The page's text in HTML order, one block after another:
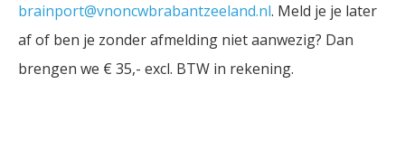
brainport@vnoncwbrabantzeeland.nl. Meld je je later
af of ben je zonder afmelding niet aanwezig? Dan
brengen we € 35,- excl. BTW in rekening.